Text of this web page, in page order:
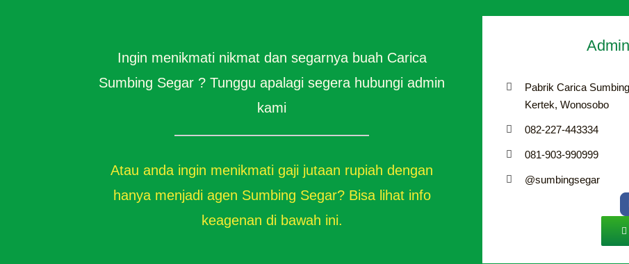
Ingin menikmati nikmat dan segarnya buah Carica
Sumbing Segar ? Tunggu apalagi segera hubungi admin
kami
Atau anda ingin menikmati gaji jutaan rupiah dengan
hanya menjadi agen Sumbing Segar? Bisa lihat info
keagenan di bawah ini.
Pabrik Carica
Kertek, Wonosobo
082-227-443334
081-903-990999
@sumbingsegar